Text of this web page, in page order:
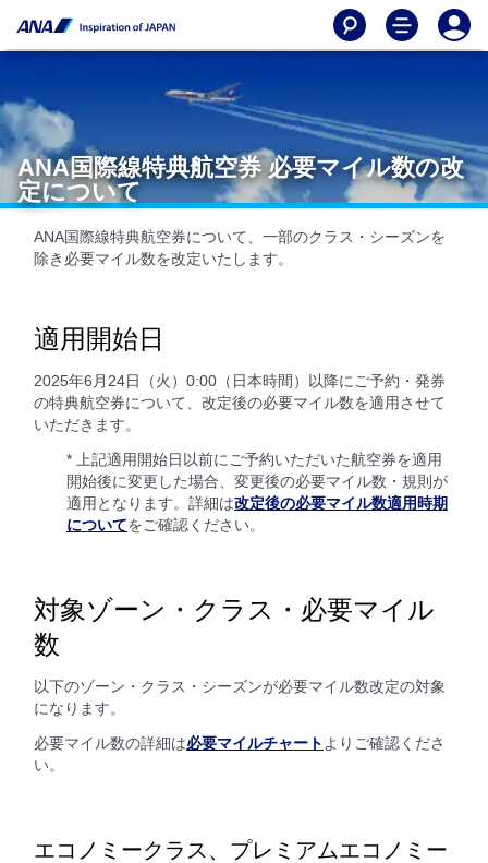
ANA国際線特典航空券 必要マイル数の改
定について
ANA国際線特典航空券について、一部のクラス・シーズンを
除き必要マイル数を改定いたします。
適用開始日
2025年6月24日（火）0:00（日本時間）以降にご予約・発券
の特典航空券について、改定後の必要マイル数を適用させて
いただきます。
* 上記適用開始日以前にご予約いただいた航空券を適用
開始後に変更した場合、変更後の必要マイル数・規則が
適用となります。詳細は改定後の必要マイル数適用時期
についてをご確認ください。
対象ゾーン・クラス・必要マイル
数
以下のゾーン・クラス・シーズンが必要マイル数改定の対象
になります。
必要マイル数の詳細は必要マイルチャート よりご確認くださ
い。
エコノミークラス、プレミアムエコノミー